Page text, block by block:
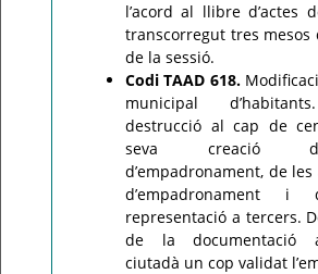
l’acord al llibre d’actes
transcorregut tres mesos
de la sessió.
Codi TAAD 618.
municipal
destrucció al cap de
seva creació
d’empadronament, de
representació a tercers.
de la documentació
ciutadà un cop validat